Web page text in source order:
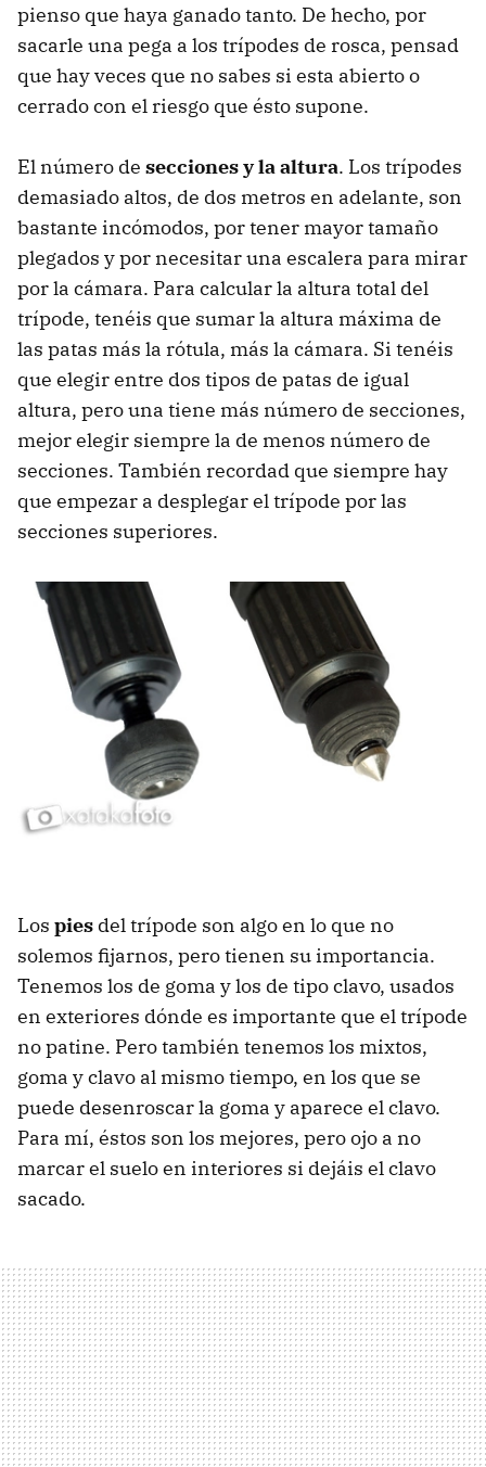
pienso que haya ganado tanto. De hecho, por
sacarle una pega a los trípodes de rosca, pensad
que hay veces que no sabes si esta abierto o
cerrado con el riesgo que ésto supone.
El número de secciones y la altura. Los trípodes
demasiado altos, de dos metros en adelante, son
bastante incómodos, por tener mayor tamaño
plegados y por necesitar una escalera para mirar
por la cámara. Para calcular la altura total del
trípode, tenéis que sumar la altura máxima de
las patas más la rótula, más la cámara. Si tenéis
que elegir entre dos tipos de patas de igual
altura, pero una tiene más número de secciones,
mejor elegir siempre la de menos número de
secciones. También recordad que siempre hay
que empezar a desplegar el trípode por las
secciones superiores.
Los pies del trípode son algo en lo que no
solemos fijarnos, pero tienen su importancia.
Tenemos los de goma y los de tipo clavo, usados
en exteriores dónde es importante que el trípode
no patine. Pero también tenemos los mixtos,
goma y clavo al mismo tiempo, en los que se
puede desenroscar la goma y aparece el clavo.
Para mí, éstos son los mejores, pero ojo a no
marcar el suelo en interiores si dejáis el clavo
sacado.